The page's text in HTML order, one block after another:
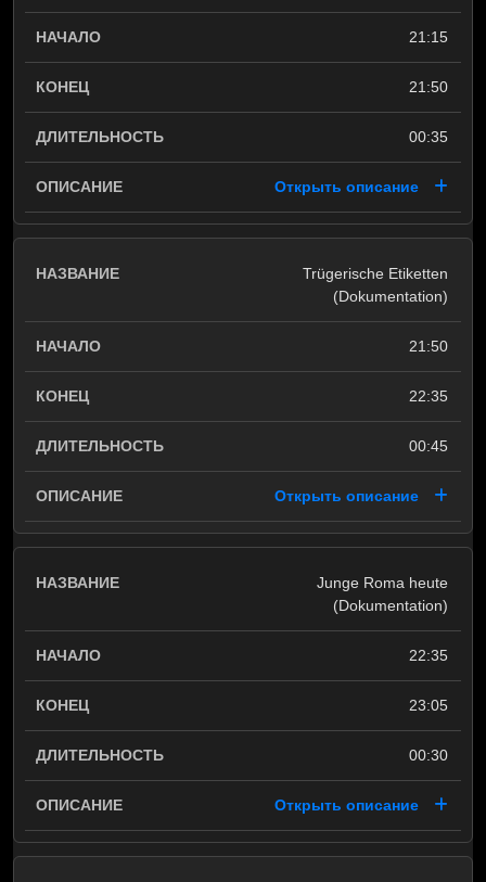
21:15
21:50
00:35
Открыть описание
Trügerische Etiketten
(Dokumentation)
21:50
22:35
00:45
Открыть описание
Junge Roma heute
(Dokumentation)
22:35
23:05
00:30
Открыть описание